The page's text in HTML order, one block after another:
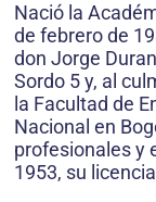
Nació la
de febrero de
don Jorge
Sordo 5 y, al
la Facultad de
Nacional en
profesionales y
1953, su